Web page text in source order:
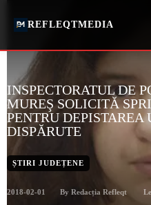
REFLEQTMEDIA
INSPECTORATUL DE
MUREŞ SOLICITĂ
PENTRU DEPISTAREA
DISPĂRUTE
ȘTIRI JUDEȚENE
2018-02-01 By Redacția Refleqt